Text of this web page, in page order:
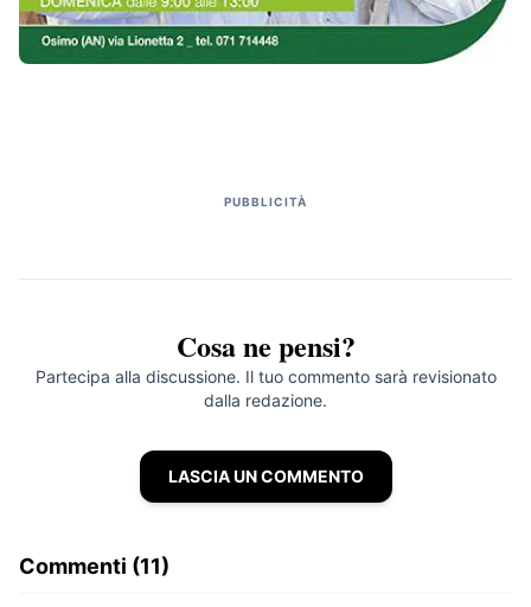
PUBBLICITÀ
Cosa ne pensi?
Partecipa alla discussione. Il tuo commento sarà revisionato
dalla redazione.
LASCIA UN COMMENTO
Commenti (11)